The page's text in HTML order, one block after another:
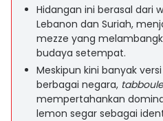
Hidangan ini berasal dari
Lebanon dan Suriah,
mezze yang
budaya setempat.
Meskipun kini banyak
berbagai negara,
mempertahankan
lemon segar sebagai